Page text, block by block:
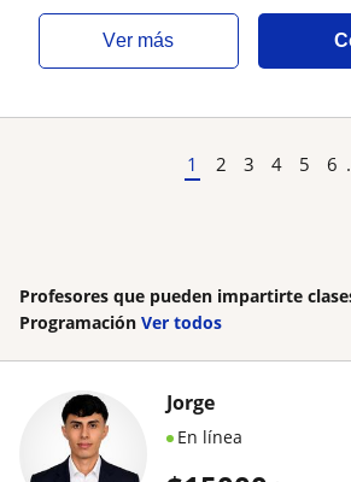
ver más
1 2 3 4 5 6
Profesores que pueden impartirte
Programación Ver todos
Jorge
En línea